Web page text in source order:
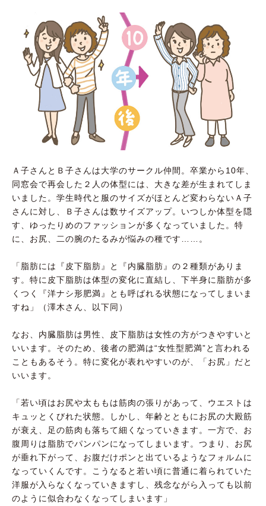
Ａ子さんとＢ子さんは大学のサークル仲間。卒業から10年、
同窓会で再会した２人の体型には、大きな差が生まれてしま
いました。学生時代と服のサイズがほとんど変わらないＡ子
さんに対し、Ｂ子さんは数サイズアップ。いつしか体型を隠
す、ゆったりめのファッションが多くなっていました。特
に、お尻、二の腕のたるみが悩みの種です……。
「脂肪には『皮下脂肪』と『内臓脂肪』の２種類がありま
す。特に皮下脂肪は体型の変化に直結し、下半身に脂肪が多
くつく『洋ナシ形肥満』とも呼ばれる状態になってしまいま
すね」（澤木さん、以下同）
なお、内臓脂肪は男性、皮下脂肪は女性の方がつきやすいと
いいます。そのため、後者の肥満は“女性型肥満”と言われる
こともあるそう。特に変化が表れやすいのが、「お尻」だと
いいます。
「若い頃はお尻や太ももは筋肉の張りがあって、ウエストは
キュッとくびれた状態。しかし、年齢とともにお尻の大殿筋
が衰え、足の筋肉も落ちて細くなっていきます。一方で、お
腹周りは脂肪でパンパンになってしまいます。つまり、お尻
が垂れ下がって、お腹だけポンと出ているようなフォルムに
なっていくんです。こうなると若い頃に普通に着られていた
洋服が入らなくなっていきますし、残念ながら入っても以前
のように似合わなくなってしまいます」